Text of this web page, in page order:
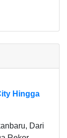
Hingga
Dari